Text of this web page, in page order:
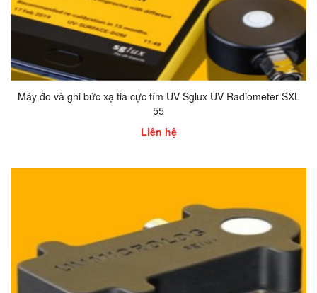
Máy đo và ghi bức xạ tia cực tím UV Sglux UV Radiometer SXL
55
Liên hệ